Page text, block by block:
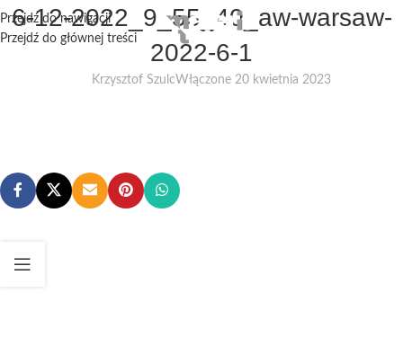
Przejdź do nawigacji
Przejdź do głównej treści
6-12-2022_9_55_40_aw-warsaw-
2022-6-1
Krzysztof SzulcWłączone 20 kwietnia 2023